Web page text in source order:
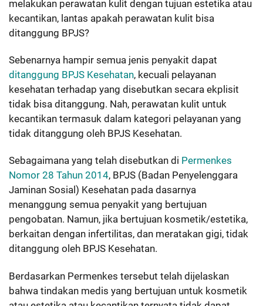
melakukan perawatan kulit dengan tujuan estetika atau
kecantikan, lantas apakah perawatan kulit bisa
ditanggung BPJS?
Sebenarnya hampir semua jenis penyakit dapat
ditanggung BPJS Kesehatan, kecuali pelayanan
kesehatan terhadap yang disebutkan secara ekplisit
tidak bisa ditanggung. Nah, perawatan kulit untuk
kecantikan termasuk dalam kategori pelayanan yang
tidak ditanggung oleh BPJS Kesehatan.
Sebagaimana yang telah disebutkan di Permenkes
Nomor 28 Tahun 2014, BPJS (Badan Penyelenggara
Jaminan Sosial) Kesehatan pada dasarnya
menanggung semua penyakit yang bertujuan
pengobatan. Namun, jika bertujuan kosmetik/estetika,
berkaitan dengan infertilitas, dan meratakan gigi, tidak
ditanggung oleh BPJS Kesehatan.
Berdasarkan Permenkes tersebut telah dijelaskan
bahwa tindakan medis yang bertujuan untuk kosmetik